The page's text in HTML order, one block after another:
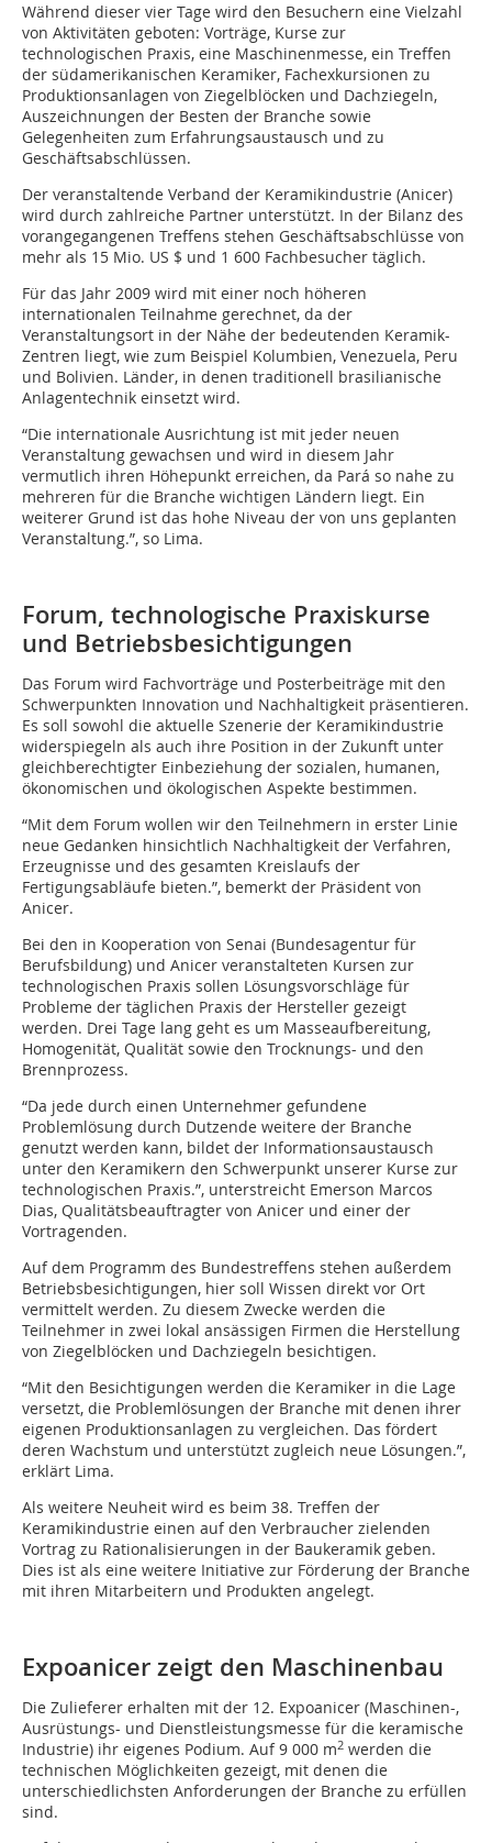
Während dieser vier Tage wird den Besuchern eine Vielzahl
von Aktivitäten geboten: Vorträge, Kurse zur
technologischen Praxis, eine Maschinenmesse, ein Treffen
der südamerikanischen Keramiker, Fachexkursionen zu
Produktionsanlagen von Ziegelblöcken und Dachziegeln,
Auszeichnungen der Besten der Branche sowie
Gelegenheiten zum Erfahrungsaustausch und zu
Geschäftsabschlüssen.
Der veranstaltende Verband der Keramikindustrie (Anicer)
wird durch zahlreiche Partner unterstützt. In der Bilanz des
vorangegangenen Treffens stehen Geschäftsabschlüsse von
mehr als 15 Mio. US $ und 1 600 Fachbesucher täglich.
Für das Jahr 2009 wird mit einer noch höheren
internationalen Teilnahme gerechnet, da der
Veranstaltungsort in der Nähe der bedeutenden Keramik-
Zentren liegt, wie zum Beispiel Kolumbien, Venezuela, Peru
und Bolivien. Länder, in denen traditionell brasilianische
Anlagentechnik einsetzt wird.
“Die internationale Ausrichtung ist mit jeder neuen
Veranstaltung gewachsen und wird in diesem Jahr
vermutlich ihren Höhepunkt erreichen, da Pará so nahe zu
mehreren für die Branche wichtigen Ländern liegt. Ein
weiterer Grund ist das hohe Niveau der von uns geplanten
Veranstaltung.”, so Lima.
Forum, technologische Praxiskurse
und Betriebsbesichtigungen
Das Forum wird Fachvorträge und Posterbeiträge mit den
Schwerpunkten Innovation und Nachhaltigkeit präsentieren.
Es soll sowohl die aktuelle Szenerie der Keramikindustrie
widerspiegeln als auch ihre Position in der Zukunft unter
gleichberechtigter Einbeziehung der sozialen, humanen,
ökonomischen und ökologischen Aspekte bestimmen.
“Mit dem Forum wollen wir den Teilnehmern in erster Linie
neue Gedanken hinsichtlich Nachhaltigkeit der Verfahren,
Erzeugnisse und des gesamten Kreislaufs der
Fertigungsabläufe bieten.”, bemerkt der Präsident von
Anicer.
Bei den in Kooperation von Senai (Bundesagentur für
Berufsbildung) und Anicer veranstalteten Kursen zur
technologischen Praxis sollen Lösungsvorschläge für
Probleme der täglichen Praxis der Hersteller gezeigt
werden. Drei Tage lang geht es um Masseaufbereitung,
Homogenität, Qualität sowie den Trocknungs- und den
Brennprozess.
“Da jede durch einen Unternehmer gefundene
Problemlösung durch Dutzende weitere der Branche
genutzt werden kann, bildet der Informationsaustausch
unter den Keramikern den Schwerpunkt unserer Kurse zur
technologischen Praxis.”, unterstreicht Emerson Marcos
Dias, Qualitätsbeauftragter von Anicer und einer der
Vortragenden.
Auf dem Programm des Bundestreffens stehen außerdem
Betriebsbesichtigungen, hier soll Wissen direkt vor Ort
vermittelt werden. Zu diesem Zwecke werden die
Teilnehmer in zwei lokal ansässigen Firmen die Herstellung
von Ziegelblöcken und Dachziegeln besichtigen.
“Mit den Besichtigungen werden die Keramiker in die Lage
versetzt, die Problemlösungen der Branche mit denen ihrer
eigenen Produktionsanlagen zu vergleichen. Das fördert
deren Wachstum und unterstützt zugleich neue Lösungen.”,
erklärt Lima.
Als weitere Neuheit wird es beim 38. Treffen der
Keramikindustrie einen auf den Verbraucher zielenden
Vortrag zu Rationalisierungen in der Baukeramik geben.
Dies ist als eine weitere Initiative zur Förderung der Branche
mit ihren Mitarbeitern und Produkten angelegt.
Expoanicer zeigt den Maschinenbau
Die Zulieferer erhalten mit der 12. Expoanicer (Maschinen-,
Ausrüstungs- und Dienstleistungsmesse für die keramische
Industrie) ihr eigenes Podium. Auf 9 000 m2 werden die
technischen Möglichkeiten gezeigt, mit denen die
unterschiedlichsten Anforderungen der Branche zu erfüllen
sind.